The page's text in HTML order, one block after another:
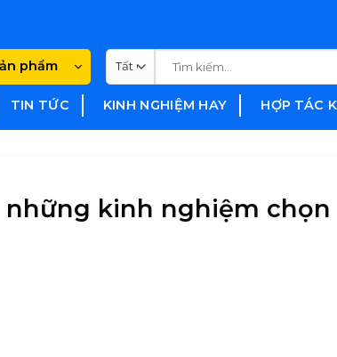
phẩm
kiếm:
TIN TỨC KINH NGHIỆM HAY HỢP TÁC
những kinh nghiệm chọn